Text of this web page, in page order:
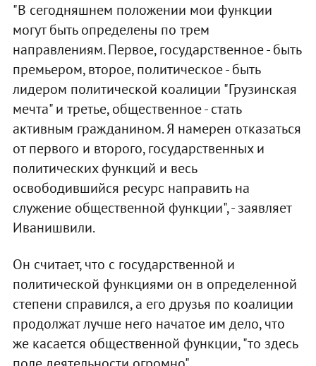
"В сегодняшнем положении мои функции
могут быть определены по трем
направлениям. Первое, государственное - быть
премьером, второе, политическое - быть
лидером политической коалиции "Грузинская
мечта" и третье, общественное - стать
активным гражданином. Я намерен отказаться
от первого и второго, государственных и
политических функций и весь
освободившийся ресурс направить на
служение общественной функции", - заявляет
Иванишвили.
Он считает, что с государственной и
политической функциями он в определенной
степени справился, а его друзья по коалиции
продолжат лучше него начатое им дело, что
же касается общественной функции, "то здесь